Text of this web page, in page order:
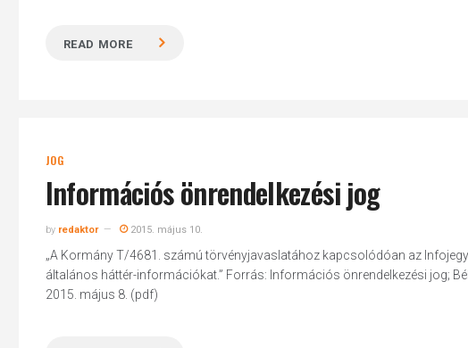
READ MORE
JOG
Információs önrendelkezési jog
by redaktor 2015. május 10.
„A Kormány T/4681. számú törvényjavaslatához kapcsolódóan az
általános háttér-információkat.” Forrás: Információs önrendelkezési jog;
2015. május 8. (pdf)